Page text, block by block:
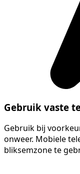
Gebruik vaste
Gebruik bij
onweer. Mobiele
bliksemzone te